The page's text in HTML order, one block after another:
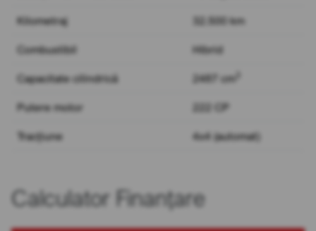
Kilometraj 32.500 km
Combustibil Hibrid
Capacitate cilindrică 2487 cm
Putere motor 222 CP
Tracțiune 4x4 (automat)
Calculator Finanțare